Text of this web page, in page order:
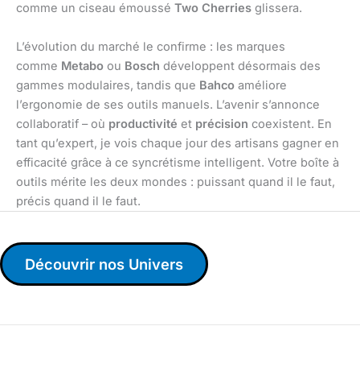
comme un ciseau émoussé Two Cherries glissera.
L’évolution du marché le confirme : les marques
comme Metabo ou Bosch développent désormais des
gammes modulaires, tandis que Bahco améliore
l’ergonomie de ses outils manuels. L’avenir s’annonce
collaboratif – où productivité et précision coexistent. En
tant qu’expert, je vois chaque jour des artisans gagner en
efficacité grâce à ce syncrétisme intelligent. Votre boîte à
outils mérite les deux mondes : puissant quand il le faut,
précis quand il le faut.
Découvrir nos Univers